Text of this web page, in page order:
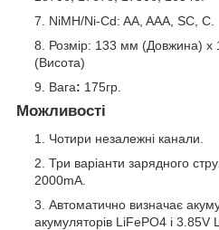
NiMH/Ni-Cd: AA, AAA, SC, C.
Розмір: 133 мм (Довжина)
(Висота)
Вага: 175гр.
Можливості
Чотири незалежні канали.
Три варіанти зарядного
2000mA.
Автоматично визначає
акумуляторів LiFePO4 і 3.85V